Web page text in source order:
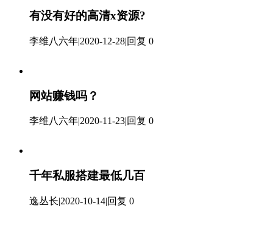
有没有好的高清x资源?
李维八六年|2020-12-28|回复 0
网站赚钱吗？
李维八六年|2020-11-23|回复 0
千年私服搭建最低几百
逸丛长|2020-10-14|回复 0